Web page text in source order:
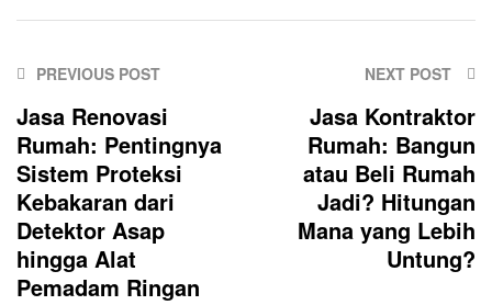
PREVIOUS POST
Jasa Renovasi
Rumah: Pentingnya
Sistem Proteksi
Kebakaran dari
Detektor Asap
hingga Alat
Pemadam Ringan
NEXT POST
Jasa Kontraktor
Rumah: Bangun
atau Beli Rumah
Jadi? Hitungan
Mana yang Lebih
Untung?